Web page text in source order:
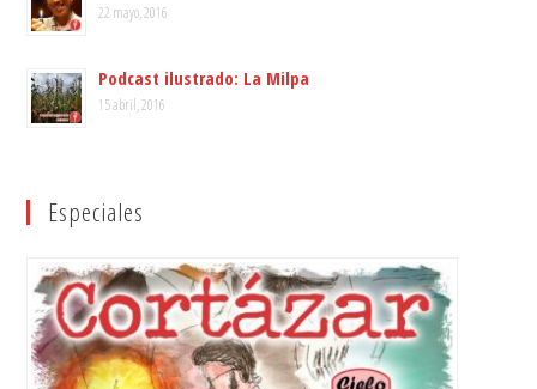
22 mayo, 2016
Podcast ilustrado: La Milpa
15 abril, 2016
Especiales